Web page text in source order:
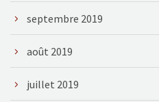
septembre 2019
août 2019
juillet 2019